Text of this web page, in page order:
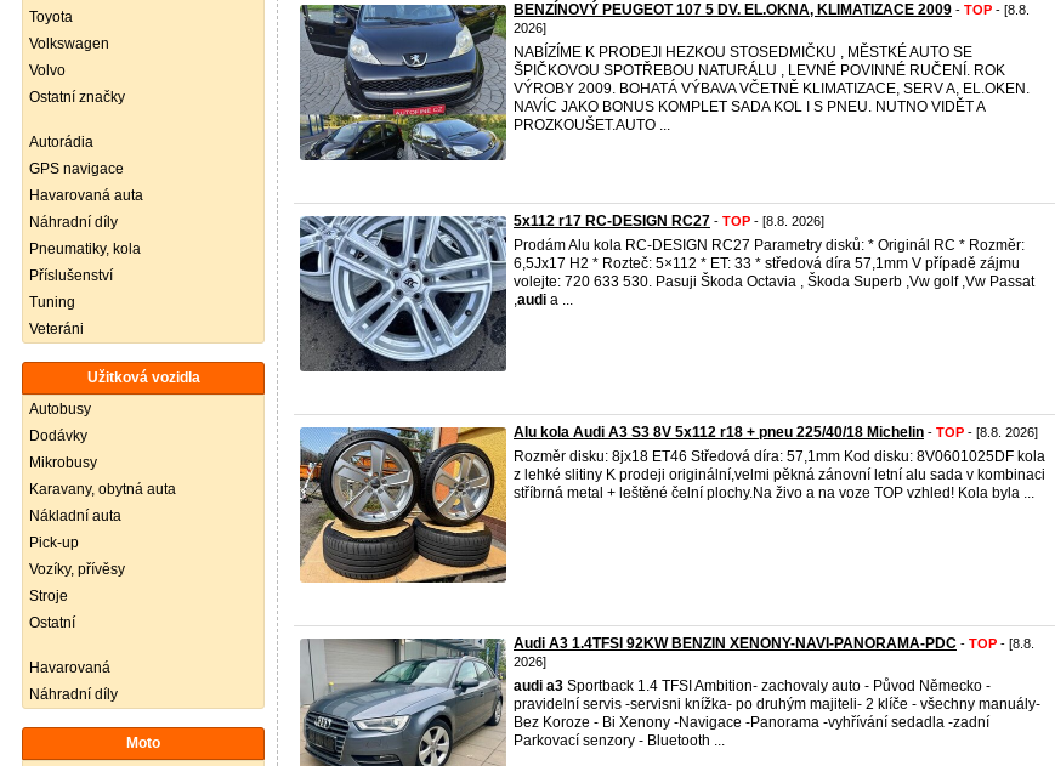
Toyota
Volkswagen
Volvo
Ostatní značky
Autorádia
GPS navigace
Havarovaná auta
Náhradní díly
Pneumatiky, kola
Příslušenství
Tuning
Veteráni
Užitková vozidla
Autobusy
Dodávky
Mikrobusy
Karavany, obytná auta
Nákladní auta
Pick-up
Vozíky, přívěsy
Stroje
Ostatní
Havarovaná
Náhradní díly
Moto
BENZÍNOVÝ PEUGEOT 107 5 DV. EL.OKNA, KLIMATIZACE 2009 - TOP - [8.8.
2026]
NABÍZÍME K PRODEJI HEZKOU STOSEDMIČKU , MĚSTKÉ AUTO SE
ŠPIČKOVOU SPOTŘEBOU NATURÁLU , LEVNÉ POVINNÉ RUČENÍ. ROK
VÝROBY 2009. BOHATÁ VÝBAVA VČETNĚ KLIMATIZACE, SERV A, EL.OKEN.
NAVÍC JAKO BONUS KOMPLET SADA KOL I S PNEU. NUTNO VIDĚT A
PROZKOUŠET.AUTO ...
5x112 r17 RC-DESIGN RC27 - TOP - [8.8. 2026]
Prodám Alu kola RC-DESIGN RC27 Parametry disků: * Originál RC * Rozměr:
6,5Jx17 H2 * Rozteč: 5×112 * ET: 33 * středová díra 57,1mm V případě zájmu
volejte: 720 633 530. Pasuji Škoda Octavia , Škoda Superb ,Vw golf ,Vw Passat
,audi a ...
Alu kola Audi A3 S3 8V 5x112 r18 + pneu 225/40/18 Michelin - TOP - [8.8. 2026]
Rozměr disku: 8jx18 ET46 Středová díra: 57,1mm Kod disku: 8V0601025DF kola
z lehké slitiny K prodeji originální,velmi pěkná zánovní letní alu sada v kombinaci
stříbrná metal + leštěné čelní plochy.Na živo a na voze TOP vzhled! Kola byla ...
Audi A3 1.4TFSI 92KW BENZIN XENONY-NAVI-PANORAMA-PDC - TOP - [8.8.
2026]
audi a3 Sportback 1.4 TFSI Ambition- zachovaly auto - Původ Německo -
pravidelní servis -servisni knížka- po druhým majiteli- 2 klíče - všechny manuály-
Bez Koroze - Bi Xenony -Navigace -Panorama -vyhřívání sedadla -zadní
Parkovací senzory - Bluetooth ...